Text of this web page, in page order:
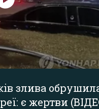
злива
є жертви